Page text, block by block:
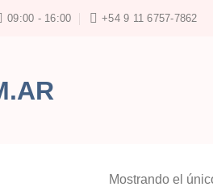
09:00 - 16:00 +54 9 11 6757-7862
Mostrando el